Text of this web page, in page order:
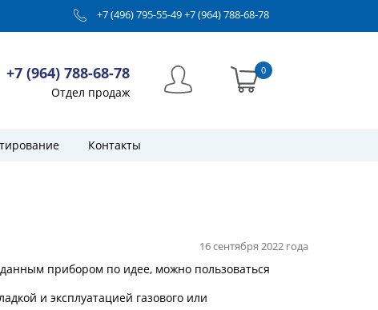
+7 (496) 795-55-49+7 (964) 788-68-78
+7 (964) 788-68-78
Отдел продаж
0
Контакты
16 сентября 2022 года
прибором по идее, можно пользоваться
и эксплуатацией газового или